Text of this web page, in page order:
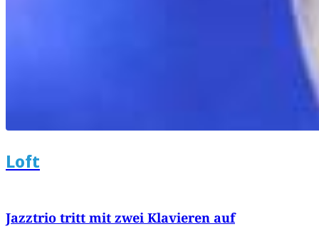
Loft
Jazztrio tritt mit zwei Klavieren auf